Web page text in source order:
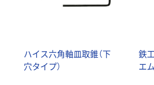
ハイス六角軸皿取錐（下
穴タイプ）
鉄
エム